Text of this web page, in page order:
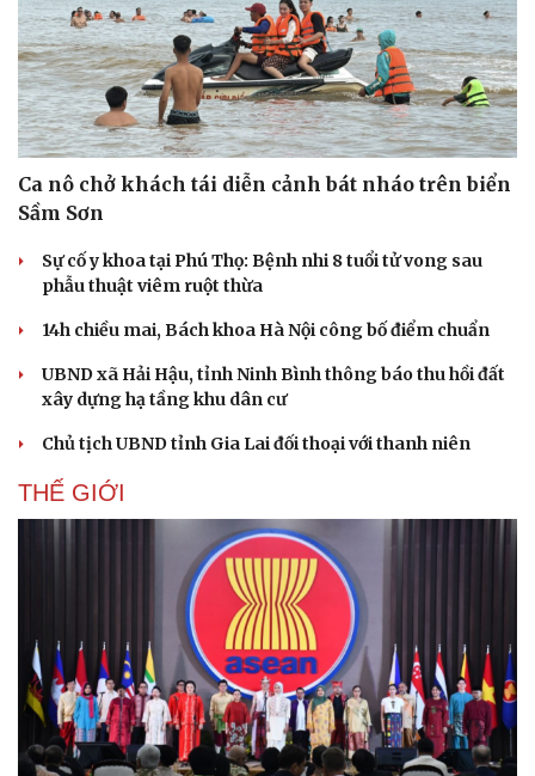
Sân khấu - Điện ảnh
Âm nhạc
Di sản
Nghệ sĩ
Thời trang
Sao Việt
Ca nô chở khách tái diễn cảnh bát nháo trên biển
Sầm Sơn
Sự cố y khoa tại Phú Thọ: Bệnh nhi 8 tuổi tử vong sau
phẫu thuật viêm ruột thừa
14h chiều mai, Bách khoa Hà Nội công bố điểm chuẩn
UBND xã Hải Hậu, tỉnh Ninh Bình thông báo thu hồi đất
xây dựng hạ tầng khu dân cư
Chủ tịch UBND tỉnh Gia Lai đối thoại với thanh niên
THẾ GIỚI